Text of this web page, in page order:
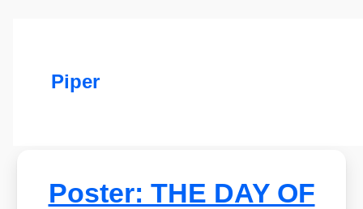
Piper
Poster: THE DAY OF